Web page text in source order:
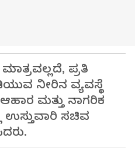
ಪ್ರತಿ
ನೀರಿನ ವ್ಯವಸ್ಥೆ
ಮತ್ತು ನಾಗರಿಕ
ಉಸ್ತುವಾರಿ ಸಚಿವ